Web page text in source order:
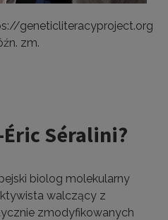
geneticliteracyproject.org
zm.
Séralini?
biolog molekularny
walczący z
zmodyfikowanych